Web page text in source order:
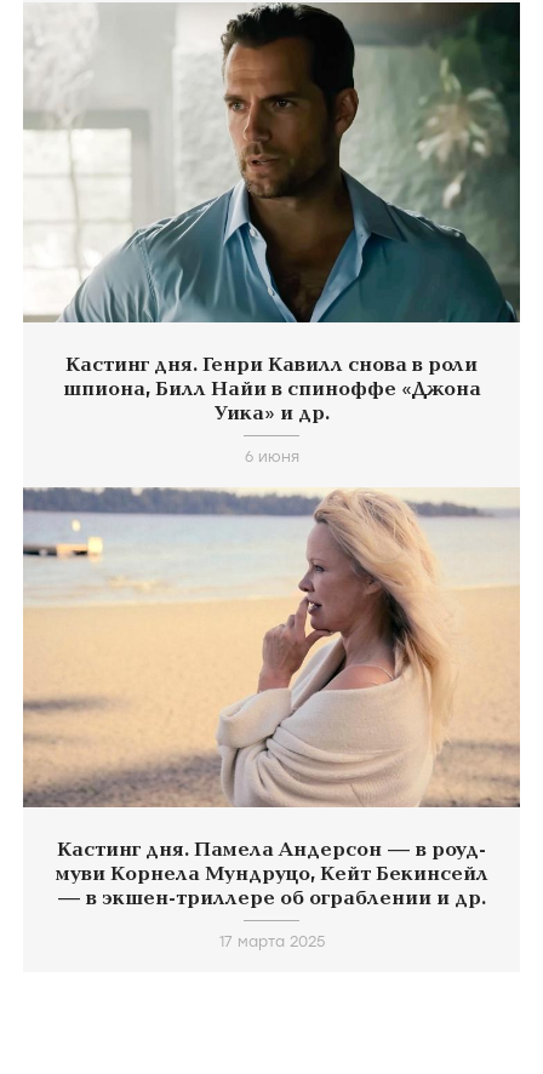
Кастинг дня. Генри Кавилл снова в роли
шпиона, Билл Найи в спиноффе «Джона
Уика» и др.
6 июня
Кастинг дня. Памела Андерсон — в роуд-
муви Корнела Мундруцо, Кейт Бекинсейл
— в экшен-триллере об ограблении и др.
17 марта 2025